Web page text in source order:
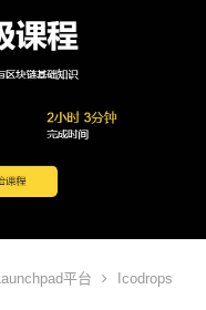
Launchpad平台 Icodrops